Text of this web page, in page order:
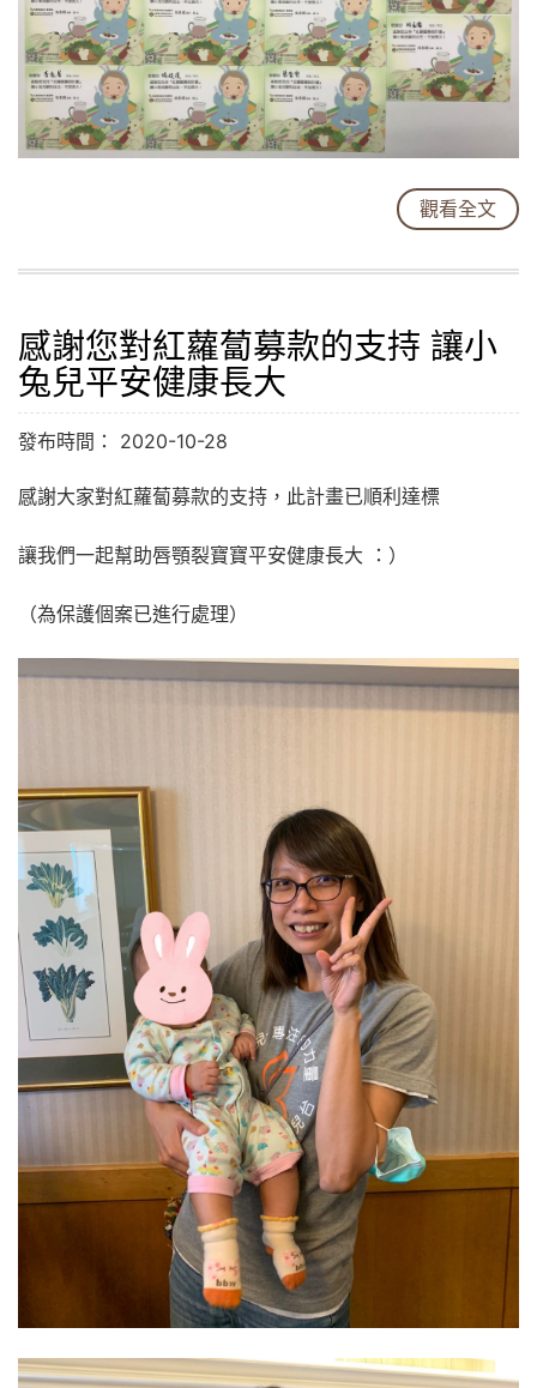
觀看全文
感謝您對紅蘿蔔募款的支持 讓小
兔兒平安健康長大
發布時間： 2020-10-28
感謝大家對紅蘿蔔募款的支持，此計畫已順利達標
讓我們一起幫助唇顎裂寶寶平安健康長大 ：）
（為保護個案已進行處理）